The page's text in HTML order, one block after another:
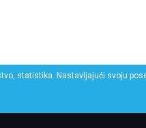
statistika. Nastavljajući svoju